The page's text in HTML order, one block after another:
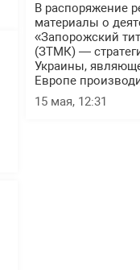
В распоряжение
материалы о
«Запорожский
(ЗТМК) —
Украины,
Европе
15 мая, 12:31